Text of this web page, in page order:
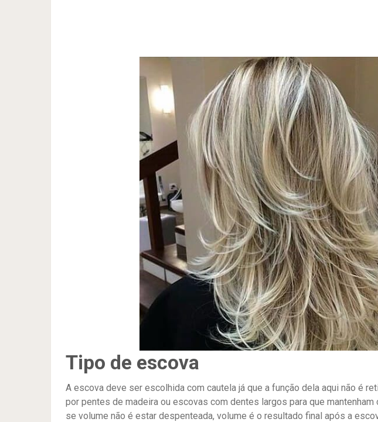
Tipo de escova
A escova deve ser escolhida com cautela já que a função dela aqui não é
por pentes de madeira ou escovas com dentes largos para que
se volume não é estar despenteada, volume é o resultado final após a